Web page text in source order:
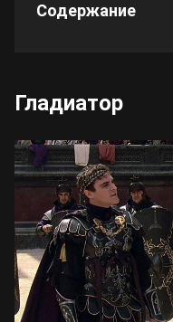
Содержание
Гладиатор